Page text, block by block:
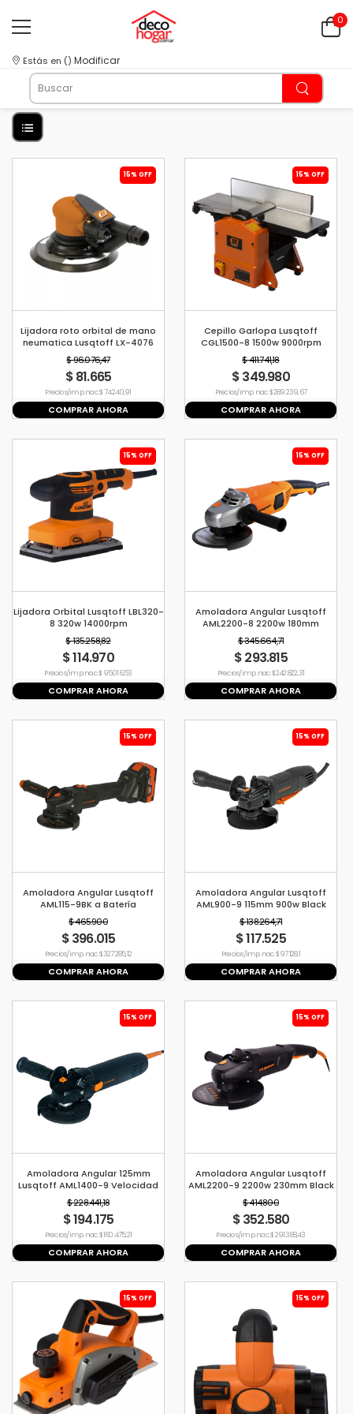
0
Estás en () Modificar
15% OFF
Lijadora roto orbital de mano
neumatica Lusqtoff LX-4076
$ 96.076,47
$ 81.665
Precio s/imp. nac. $ 74.240,91
COMPRAR AHORA
15% OFF
Cepillo Garlopa Lusqtoff
CGL1500-8 1500w 9000rpm
204mm
$ 411.741,18
$ 349.980
Precio s/imp. nac. $ 289.239,67
COMPRAR AHORA
15% OFF
Lijadora Orbital Lusqtoff LBL320-
8 320w 14000rpm
$ 135.258,82
$ 114.970
Precio s/imp. nac. $ 95.016,53
COMPRAR AHORA
15% OFF
Amoladora Angular Lusqtoff
AML2200-8 2200w 180mm
8500rpm
$ 345.664,71
$ 293.815
Precio s/imp. nac. $ 242.822,31
COMPRAR AHORA
15% OFF
Amoladora Angular Lusqtoff
AML115-9BK a Batería
Inalámbrica Brushless 2 baterías
Cargador Black Series
$ 465.900
$ 396.015
Precio s/imp. nac. $ 327.285,12
COMPRAR AHORA
15% OFF
Amoladora Angular Lusqtoff
AML900-9 115mm 900w Black
Series
$ 138.264,71
$ 117.525
Precio s/imp. nac. $ 97.128,1
COMPRAR AHORA
15% OFF
Amoladora Angular 125mm
Lusqtoff AML1400-9 Velocidad
Variable
$ 228.441,18
$ 194.175
Precio s/imp. nac. $ 160.475,21
COMPRAR AHORA
15% OFF
Amoladora Angular Lusqtoff
AML2200-9 2200w 230mm Black
Series
$ 414.800
$ 352.580
Precio s/imp. nac. $ 291.388,43
COMPRAR AHORA
15% OFF 15% OFF